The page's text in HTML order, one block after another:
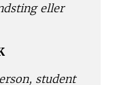
eller
student